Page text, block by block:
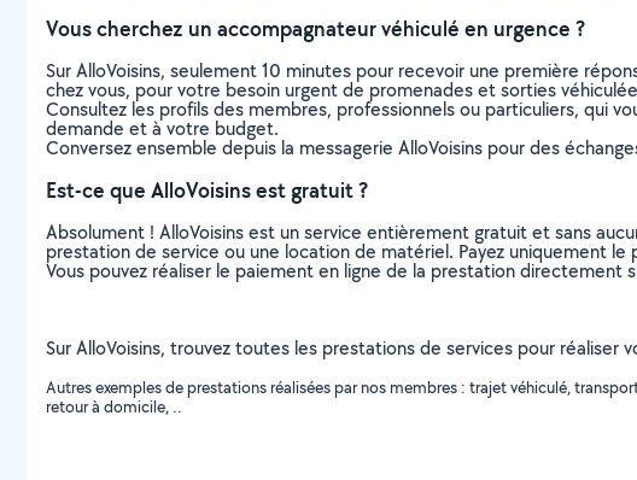
Vous cherchez un accompagnateur véhiculé en urgence ?
Sur AlloVoisins, seulement 10 minutes pour recevoir une première
chez vous, pour votre besoin urgent de promenades et sorties
Consultez les profils des membres, professionnels ou particuliers, qui
demande et à votre budget.
Conversez ensemble depuis la messagerie AlloVoisins pour des
Est-ce que AlloVoisins est gratuit ?
Absolument ! AlloVoisins est un service entièrement gratuit et sans
prestation de service ou une location de matériel. Payez uniquement
Vous pouvez réaliser le paiement en ligne de la prestation directement
Sur AlloVoisins, trouvez toutes les prestations de services pour
Autres exemples de prestations réalisées par nos membres : trajet véhiculé,
retour à domicile, ..